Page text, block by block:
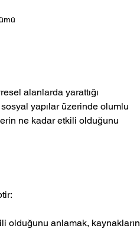
alanlarda yarattığı
yapılar üzerinde olumlu
ne kadar etkili olduğunu
olduğunu anlamak, kaynakların